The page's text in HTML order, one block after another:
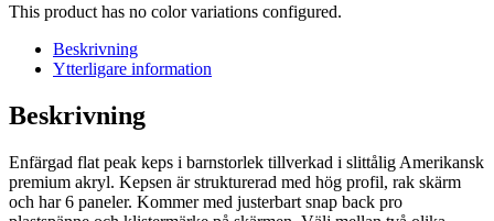
This product has no color variations configured.
Beskrivning
Ytterligare information
Beskrivning
Enfärgad flat peak keps i barnstorlek tillverkad i slittålig Amerikansk
premium akryl. Kepsen är strukturerad med hög profil, rak skärm
och har 6 paneler. Kommer med justerbart snap back pro